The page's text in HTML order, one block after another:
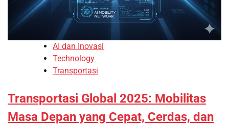
AI dan Inovasi
Technology
Transportasi
Transportasi Global 2025: Mobilitas
Masa Depan yang Cepat, Cerdas, dan